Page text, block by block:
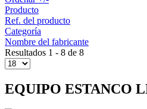
Producto
Ref. del producto
Categoría
Nombre del fabricante
Resultados 1 - 8 de 8
EQUIPO ESTANCO